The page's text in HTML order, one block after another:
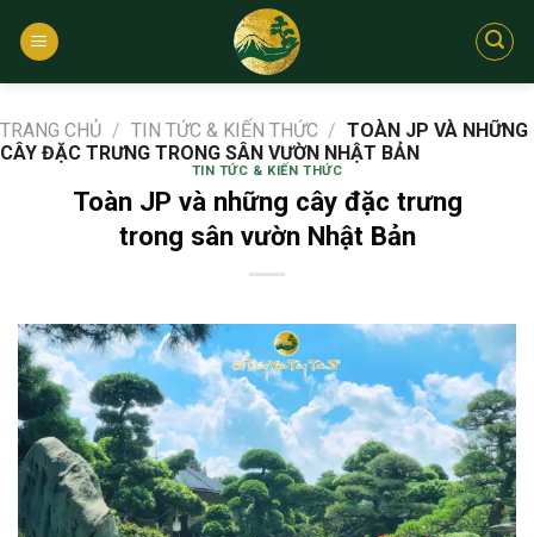
qua
TRANG CHỦ / TIN TỨC & KIẾN THỨC / TOÀN JP VÀ NHỮNG
CÂY ĐẶC TRƯNG TRONG SÂN VƯỜN NHẬT BẢN
TIN TỨC & KIẾN THỨC
Toàn JP và những cây đặc trưng
trong sân vườn Nhật Bản